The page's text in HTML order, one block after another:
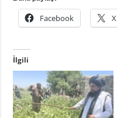
Facebook X
İlgili